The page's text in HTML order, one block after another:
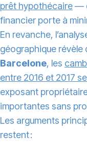
prêt hypothécaire—
financier porte à
En revanche,
géographique
Barcelone, les
entre 2016 et 2017
exposant
importantes sans
Les arguments
restent :